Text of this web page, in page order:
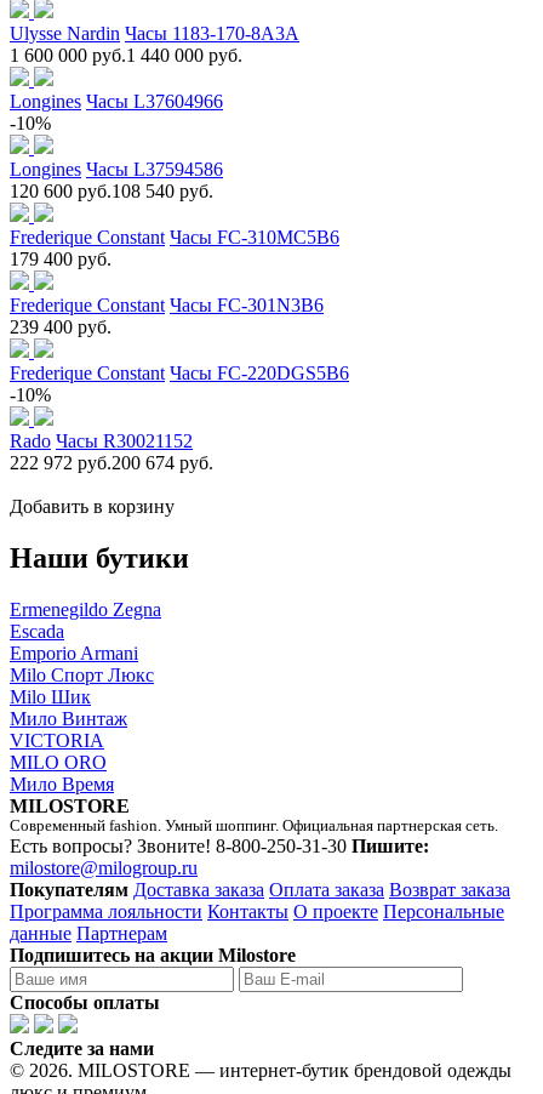
Ulysse Nardin Часы 1183-170-8A3A
1 600 000 руб.1 440 000 руб.
Longines Часы L37604966
-10%
Longines Часы L37594586
120 600 руб.108 540 руб.
Frederique Constant Часы FC-310MC5B6
179 400 руб.
Frederique Constant Часы FC-301N3B6
239 400 руб.
Frederique Constant Часы FC-220DGS5B6
-10%
Rado Часы R30021152
222 972 руб.200 674 руб.
Добавить в корзину
Наши бутики
Ermenegildo Zegna
Escada
Emporio Armani
Milo Спорт Люкс
Milo Шик
Мило Винтаж
VICTORIA
MILO ORO
Мило Время
MILOSTORE
Современный fashion. Умный шоппинг. Официальная партнерская сеть.
Есть вопросы? Звоните! 8-800-250-31-30 Пишите:
milostore@milogroup.ru
Покупателям Доставка заказа Оплата заказа Возврат заказа
Программа лояльности Контакты О проекте Персональные
данные Партнерам
Подпишитесь на акции Milostore
Способы оплаты
Следите за нами
© 2026. MILOSTORE — интернет-бутик брендовой одежды